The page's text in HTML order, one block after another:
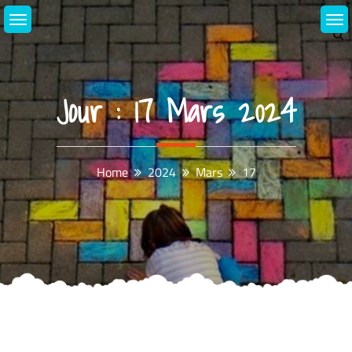
Skip
to
content
Jour :17 Mars 2024
Home 2024 Mars 17